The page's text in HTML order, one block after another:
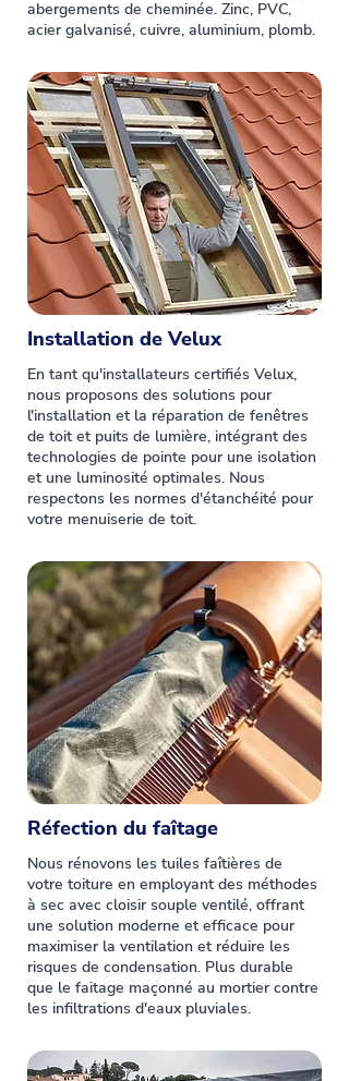
abergements de cheminée. Zinc, PVC,
acier galvanisé, cuivre, aluminium, plomb.
Installation de Velux
En tant qu'installateurs certifiés Velux,
nous proposons des solutions pour
l'installation et la réparation de fenêtres
de toit et puits de lumière, intégrant des
technologies de pointe pour une isolation
et une luminosité optimales. Nous
respectons les normes d'étanchéité pour
votre menuiserie de toit.
Réfection du faîtage
Nous rénovons les tuiles faîtières de
votre toiture en employant des méthodes
à sec avec cloisir souple ventilé, offrant
une solution moderne et efficace pour
maximiser la ventilation et réduire les
risques de condensation. Plus durable
que le faitage maçonné au mortier contre
les infiltrations d'eaux pluviales.